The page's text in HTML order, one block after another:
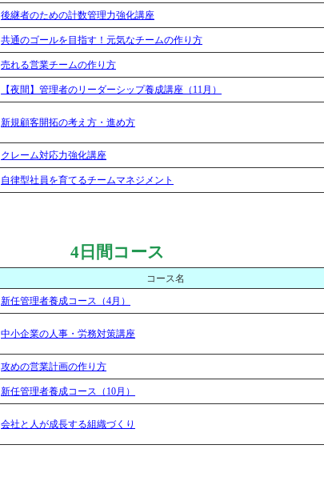
後継者のための計数管理力強化講座
共通のゴールを目指す！元気なチームの作り方
売れる営業チームの作り方
【夜間】管理者のリーダーシップ養成講座（11月）
新規顧客開拓の考え方・進め方
クレーム対応力強化講座
自律型社員を育てるチームマネジメント
4日間コース
コース名
新任管理者養成コース（4月）
中小企業の人事・労務対策講座
攻めの営業計画の作り方
新任管理者養成コース（10月）
会社と人が成長する組織づくり